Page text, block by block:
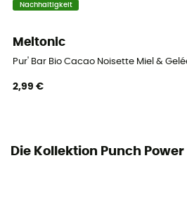
Nachhaltigkeit
Meltonic
Pur' Bar Bio Cacao Noisette Miel &
2,99 €
Die Kollektion Punch Power